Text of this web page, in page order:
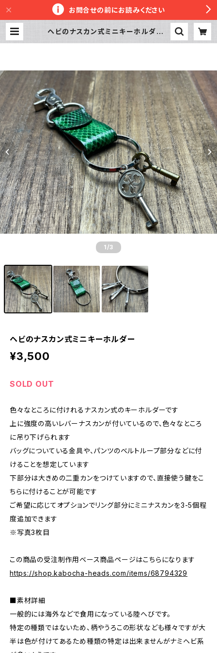
お問合せの前にお読みください
ヘビのナスカン式ミニキーホルダー |
1 /3
ヘビのナスカン式ミニキーホルダー
¥3,500
SOLD OUT
色々なところに付けれるナスカン式のキーホルダーです
上に強度の高いレバーナスカンが付いているので、色々なところ
に吊り下げられます
バッグについている金具や、パンツのベルトループ部分などに付
けることを想定しています
下部分は大きめの二重カンをつけていますので、直接使う鍵をこ
ちらに付けることが可能です
ご希望に応じてオプションでリング部分にミニナスカンを3-5個程
度追加できます
※写真3枚目
この商品の受注制作用ベース商品ページはこちらになります
https://shop.kabocha-heads.com/items/68794329
■素材詳細
一般的には海外などで食用になっている陸へびです。
特定の種類ではないため、柄やうろこの形状なども様々ですが大
半は色が付けてあるため種類の特定は出来ませんがナミヘビ系